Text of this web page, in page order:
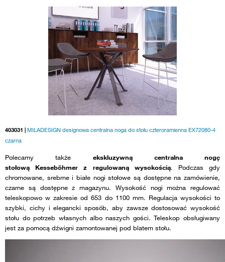
403031 | MILADESIGN designowa centralna noga do stołu czteroramienna EX72080-4
czarna
Polecamy także ekskluzywną centralna nogę
stołową Kesseböhmer z regulowaną wysokością. Podczas gdy
chromowane, srebrne i białe nogi stołowe są dostępne na zamówienie,
czarne są dostępne z magazynu. Wysokość nogi można regulować
teleskopowo w zakresie od 653 do 1100 mm. Regulacja wysokości to
szybki, cichy i elegancki sposób, aby zawsze dostosować wysokość
stołu do potrzeb własnych albo naszych gości. Teleskop obsługiwany
jest za pomocą dźwigni zamontowanej pod blatem stołu.